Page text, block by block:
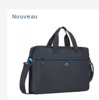
Nouveau